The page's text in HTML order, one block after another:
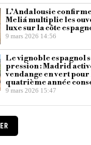
L’Andalousie
Meliá multiplie les
luxe sur la côte
9 mars 2026 14:56
Le vignoble espagnol
pression : Madrid
vendange en vert pour
quatrième année
9 mars 2026 15:47